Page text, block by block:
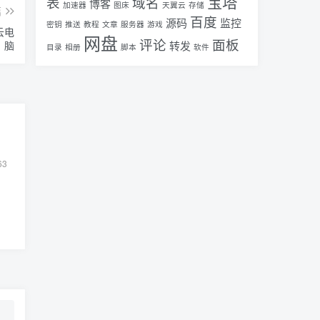
电
脑
加速器 博客 图床 天翼云 存储
密钥 推送 教程 文章 服务器 游戏 源码 百度 监控
目录 相册 网盘 脚本 评论 转发 软件 面板